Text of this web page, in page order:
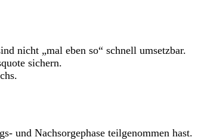
nicht „mal eben so“ schnell umsetzbar.
sichern.
und Nachsorgephase teilgenommen hast.